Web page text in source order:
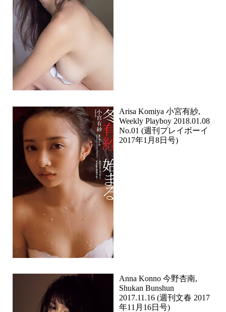
Arisa Komiya 小宮有紗,
Weekly Playboy 2018.01.08
No.01 (週刊プレイボーイ
2017年1月8日号)
Anna Konno 今野杏南,
Shukan Bunshun
2017.11.16 (週刊文春 2017
年11月16日号)